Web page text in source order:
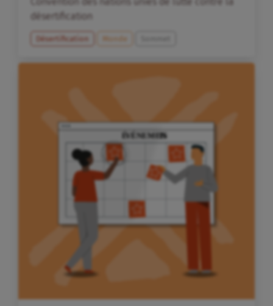
désertification
Désertification Monde